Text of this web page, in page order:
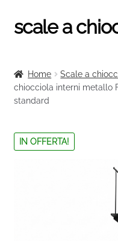
Vai
alla
Vai
al
scale a
Tutte le scale
Ringhiere e balaustre
Home Scale a
chiocciola interni metallo
standard
IN OFFERTA!